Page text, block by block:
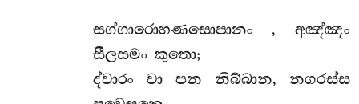
සග්ගාරොහණසොපානං, අඤ්ඤං
සීලසමං කුතො;
ද්වාරං වා පන නිබ්බාන, නගරස්ස